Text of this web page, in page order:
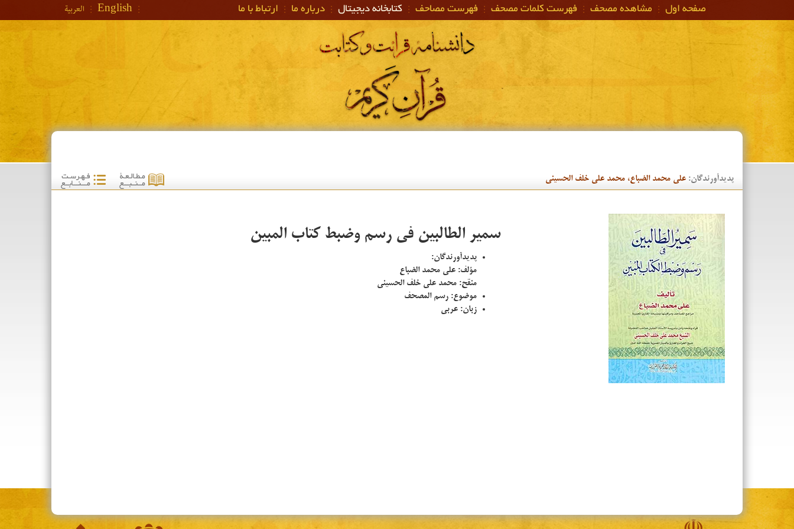
صفحه اول مشاهده مصحف فهرست كلمات مصحف فهرست مصاحف کتابخانه دیجیتال درباره ما ارتباط با ما العربیة English
پدیدآورندگان: علی محمد الضباع، محمد علي خلف الحسيني
سمير الطالبين في رسم وضبط كتاب المبين
پدیدآورندگان:
مؤلف: علی محمد الضباع
منقح: محمد علي خلف الحسيني
موضوع: رسم المصحف
زبان: عربی